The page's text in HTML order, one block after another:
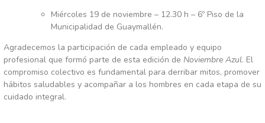
Miércoles 19 de noviembre – 12.30 h – 6º Piso de la
Municipalidad de Guaymallén.
Agradecemos la participación de cada empleado y equipo
profesional que formó parte de esta edición de Noviembre Azul. El
compromiso colectivo es fundamental para derribar mitos, promover
hábitos saludables y acompañar a los hombres en cada etapa de su
cuidado integral.